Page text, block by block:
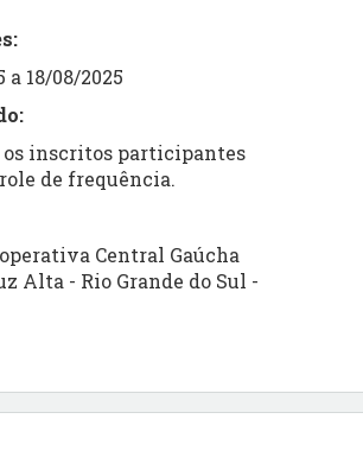
a 18/08/2025
os inscritos participantes
de frequência.
Central Gaúcha
Alta - Rio Grande do Sul -